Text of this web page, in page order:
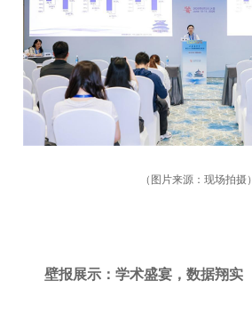
（图片来源：现场拍摄）
壁报展示：学术盛宴，数据翔实